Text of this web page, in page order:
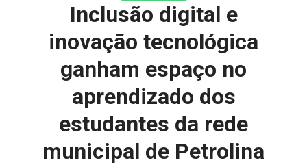
Inclusão digital e
inovação tecnológica
ganham espaço no
aprendizado dos
estudantes da rede
municipal de Petrolina